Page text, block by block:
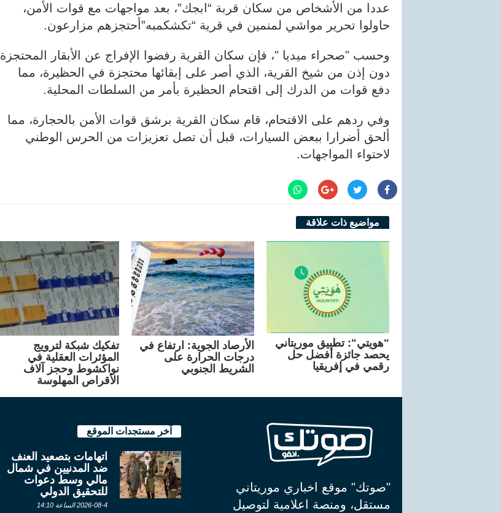
عددا من الأشخاص من سكان قربة “ابجك”، بعد مواجهات مع قوات الأمن،
حاولوا تحرير مواشي لمنمين في قرية “تكشكمبه”أحتجزهم مزارعون.
وحسب "صحراء ميديا "، فإن سكان القرية رفضوا الإفراج عن الأبقار المحتجزة
دون إذن من شيخ القرية، الذي أصر على إبقائها محتجزة في الحظيرة، مما
دفع قوات من الدرك إلى اقتحام الحظيرة بأمر من السلطات المحلية.
وفي ردهم على الاقتحام، قام سكان القرية برشق قوات الأمن بالحجارة، مما
ألحق أضرارا ببعض السيارات، قبل أن تصل تعزيزات من الحرس الوطني
لاحتواء المواجهات.
مواضيع ذات علاقة
"هويتي": تطبيق موريتاني
يحصد جائزة أفضل حل
رقمي في إفريقيا
الأرصاد الجوية: ارتفاع في
درجات الحرارة على
الشريط الجنوبي
تفكيك شبكة لترويج
المؤثرات العقلية في
نواكشوط وحجز آلاف
الأقراص المهلوسة
"صوتك" موقع اخباري موريتاني
مستقل، ومنصة اعلامية لتوصيل
آخر مستجدات الموقع
اتهامات بتصعيد العنف
ضد المدنيين في شمال
مالي وسط دعوات
للتحقيق الدولي
2026-08-4 الساعة 14:10